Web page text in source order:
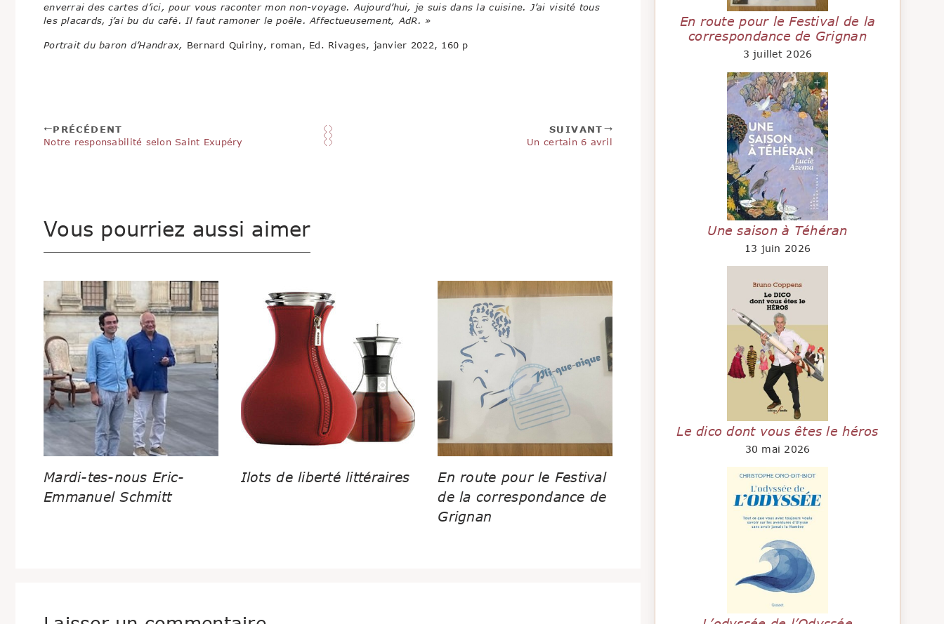
enverrai des cartes d’ici, pour vous raconter mon non-voyage. Aujourd’hui, je suis dans la cuisine. J’ai visité tous
les placards, j’ai bu du café. Il faut ramoner le poêle. Affectueusement, AdR. »
Portrait du baron d’Handrax, Bernard Quiriny, roman, Ed. Rivages, janvier 2022, 160 p
PRÉCÉDENT
Notre responsabilité selon Saint Exupéry
SUIVANT
Un certain 6 avril
Vous pourriez aussi aimer
Mardi-tes-nous Eric-
Emmanuel Schmitt
Ilots de liberté littéraires
En route pour le Festival
de la correspondance de
Grignan
En route pour le Festival de la
correspondance de Grignan
3 juillet 2026
Une saison à Téhéran
13 juin 2026
Le dico dont vous êtes le héros
30 mai 2026